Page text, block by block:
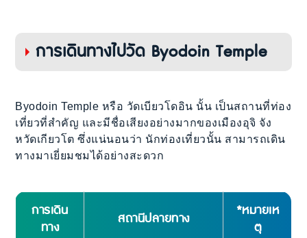
การเดินทางไปวัด Byodoin Temple
Byodoin Temple หรือ วัดเบียวโดอิน นั้น เป็นสถานที่ท่อง
เที่ยวที่สำคัญ และมีชื่อเสียงอย่างมากของเมืองอุจิ จัง
หวัดเกียวโต ซึ่งแน่นอนว่า นักท่องเที่ยวนั้น สามารถเดิน
ทางมาเยี่ยมชมได้อย่างสะดวก
การเดิน
ทาง
สถานีปลายทาง
*หมายเห
ตุ